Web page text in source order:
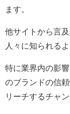
ます。
他サイトから言
人々に知られる
特に業界内の影
のブランドの信
リーチするチャ